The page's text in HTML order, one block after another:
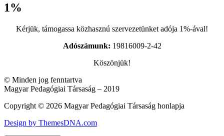
1%
Kérjük, támogassa közhasznú szervezetünket adója 1%-ával!
Adószámunk: 19816009-2-42
Köszönjük!
© Minden jog fenntartva
Magyar Pedagógiai Társaság – 2019
Copyright © 2026 Magyar Pedagógiai Társaság honlapja
Design by ThemesDNA.com